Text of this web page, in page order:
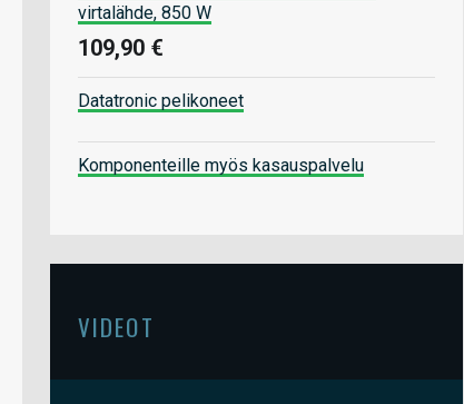
virtalähde, 850 W
109,90 €
Datatronic pelikoneet
Komponenteille myös kasauspalvelu
VIDEOT